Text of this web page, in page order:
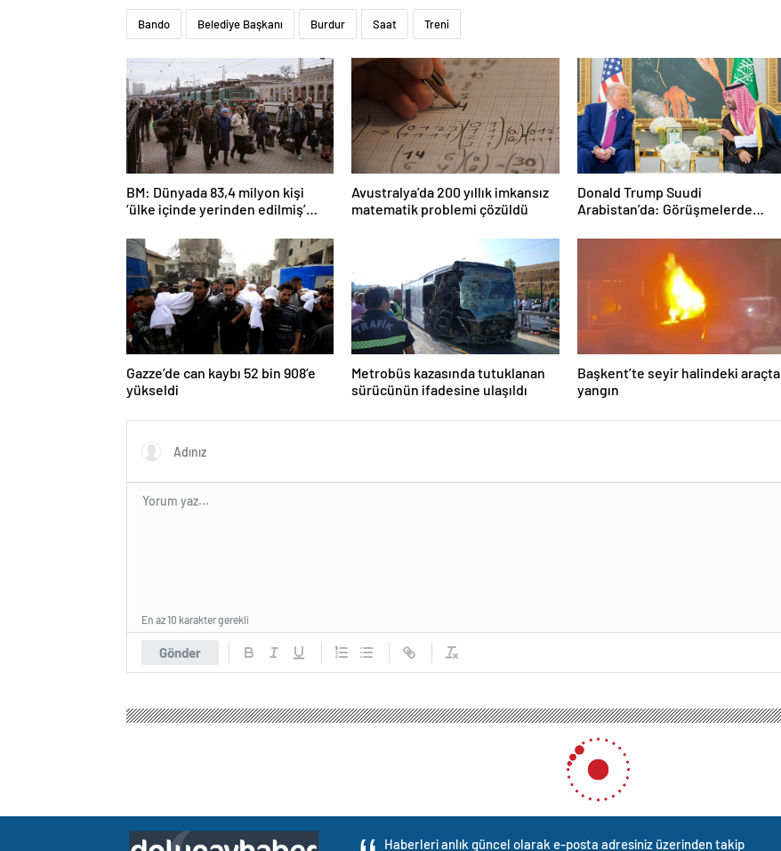
Bando Belediye Başkanı Burdur Saat Treni
BM: Dünyada 83,4 milyon kişi
‘ülke içinde yerinden edilmiş’
Avustralya’da 200 yıllık imkansız
matematik problemi çözüldü
Donald Trump Suudi
Arabistan’da: Görüşmelerde
Gazze’de can kaybı 52 bin 908’e
yükseldi
Metrobüs kazasında tutuklanan
sürücünün ifadesine ulaşıldı
Başkent’te seyir halindeki araçta
yangın
Gönder
En az 10 karakter gerekli
Haberleri anlık güncel olarak e-posta adresiniz üzerinden takip